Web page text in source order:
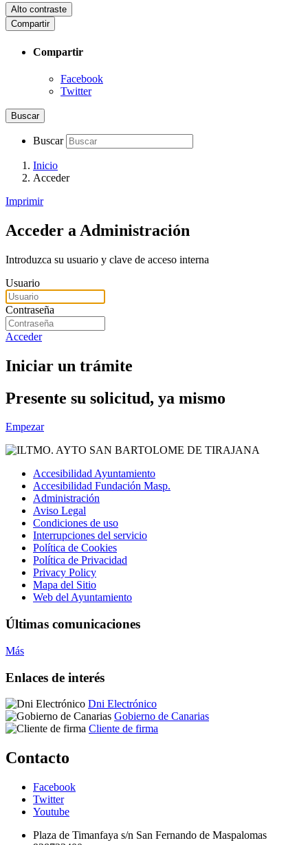
Alto contraste
Compartir
Compartir
Facebook
Twitter
Buscar
Buscar
Inicio
Acceder
Imprimir
Acceder a Administración
Introduzca su usuario y clave de acceso interna
Usuario
Contraseña
Acceder
Iniciar un trámite
Presente su solicitud, ya mismo
Empezar
Accesibilidad Ayuntamiento
Accesibilidad Fundación Masp.
Administración
Aviso Legal
Condiciones de uso
Interrupciones del servicio
Política de Cookies
Política de Privacidad
Privacy Policy
Mapa del Sitio
Web del Ayuntamiento
Últimas comunicaciones
Más
Enlaces de interés
Dni Electrónico
Gobierno de Canarias
Cliente de firma
Contacto
Facebook
Twitter
Youtube
Plaza de Timanfaya s/n San Fernando de Maspalomas